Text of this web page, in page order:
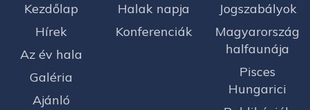
Kezdőlap
Hírek
Az év hala
Galéria
Ajánló
Halak napja
Konferenciák
Jogszabályok
Magyarország
halfaunája
Pisces
Hungarici